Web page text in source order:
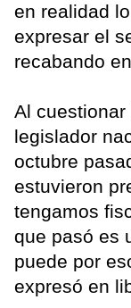
en realidad
expresar el
recabando
Al
legislador
octubre
estuvieron
tengamos
que pasó es
puede por
expresó en